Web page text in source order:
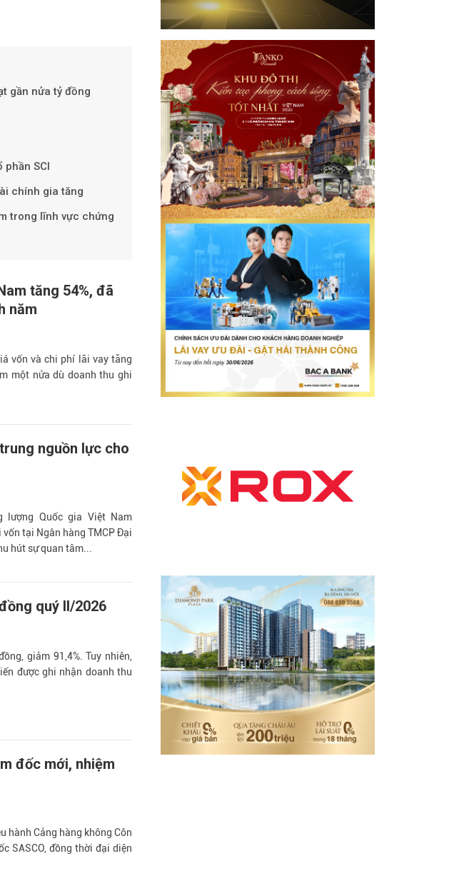
Theo phunuvietnam.vn
gần nửa tỷ đồng
SCI
chính gia tăng
trong lĩnh vực chứng
tăng 54%, đã
năm
vốn và chi phí lãi vay tăng
một nửa dù doanh thu ghi
nguồn lực cho
lượng Quốc gia Việt Nam
tại Ngân hàng TMCP Đại
hút sự quan tâm...
quý II/2026
giảm 91,4%. Tuy nhiên,
được ghi nhận doanh thu
đốc mới, nhiệm
hành Cảng hàng không Côn
SASCO, đồng thời đại diện